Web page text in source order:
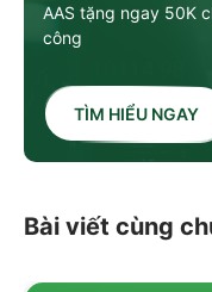
AAS tặng ngay 50K
công
TÌM HIỂU NGAY
Bài viết cùng